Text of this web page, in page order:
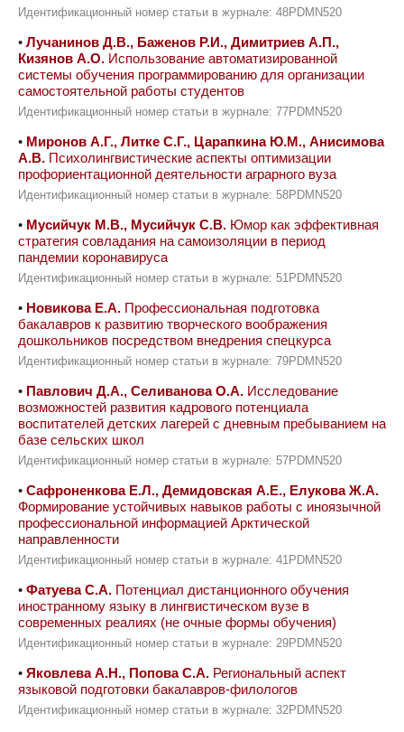
Идентификационный номер статьи в журнале: 48PDMN520
• Лучанинов Д.В., Баженов Р.И., Димитриев А.П.,
Кизянов А.О. Использование автоматизированной
системы обучения программированию для организации
самостоятельной работы студентов
Идентификационный номер статьи в журнале: 77PDMN520
• Миронов А.Г., Литке С.Г., Царапкина Ю.М., Анисимова
А.В. Психолингвистические аспекты оптимизации
профориентационной деятельности аграрного вуза
Идентификационный номер статьи в журнале: 58PDMN520
• Мусийчук М.В., Мусийчук С.В. Юмор как эффективная
стратегия совладания на самоизоляции в период
пандемии коронавируса
Идентификационный номер статьи в журнале: 51PDMN520
• Новикова Е.А. Профессиональная подготовка
бакалавров к развитию творческого воображения
дошкольников посредством внедрения спецкурса
Идентификационный номер статьи в журнале: 79PDMN520
• Павлович Д.А., Селиванова О.А. Исследование
возможностей развития кадрового потенциала
воспитателей детских лагерей с дневным пребыванием на
базе сельских школ
Идентификационный номер статьи в журнале: 57PDMN520
• Сафроненкова Е.Л., Демидовская А.Е., Елукова Ж.А.
Формирование устойчивых навыков работы с иноязычной
профессиональной информацией Арктической
направленности
Идентификационный номер статьи в журнале: 41PDMN520
• Фатуева С.А. Потенциал дистанционного обучения
иностранному языку в лингвистическом вузе в
современных реалиях (не очные формы обучения)
Идентификационный номер статьи в журнале: 29PDMN520
• Яковлева А.Н., Попова С.А. Региональный аспект
языковой подготовки бакалавров-филологов
Идентификационный номер статьи в журнале: 32PDMN520